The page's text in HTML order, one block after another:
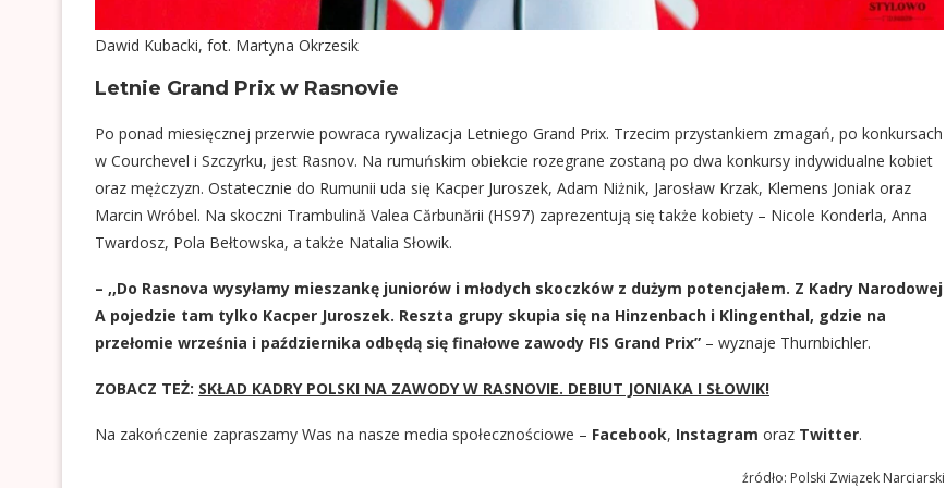
Dawid Kubacki, fot. Martyna Okrzesik
Letnie Grand Prix w Rasnovie
Po ponad miesięcznej przerwie powraca rywalizacja Letniego Grand Prix. Trzecim przystankiem zmagań, po konkursach
w Courchevel i Szczyrku, jest Rasnov. Na rumuńskim obiekcie rozegrane zostaną po dwa konkursy indywidualne kobiet
oraz mężczyzn. Ostatecznie do Rumunii uda się Kacper Juroszek, Adam Niżnik, Jarosław Krzak, Klemens Joniak oraz
Marcin Wróbel. Na skoczni Trambulină Valea Cărbunării (HS97) zaprezentują się także kobiety – Nicole Konderla, Anna
Twardosz, Pola Bełtowska, a także Natalia Słowik.
– ,,Do Rasnova wysyłamy mieszankę juniorów i młodych skoczków z dużym potencjałem. Z Kadry Narodowej
A pojedzie tam tylko Kacper Juroszek. Reszta grupy skupia się na Hinzenbach i Klingenthal, gdzie na
przełomie września i października odbędą się finałowe zawody FIS Grand Prix” – wyznaje Thurnbichler.
ZOBACZ TEŻ: SKŁAD KADRY POLSKI NA ZAWODY W RASNOVIE. DEBIUT JONIAKA I SŁOWIK!
Na zakończenie zapraszamy Was na nasze media społecznościowe – Facebook, Instagram oraz Twitter.
źródło: Polski Związek Narciarski